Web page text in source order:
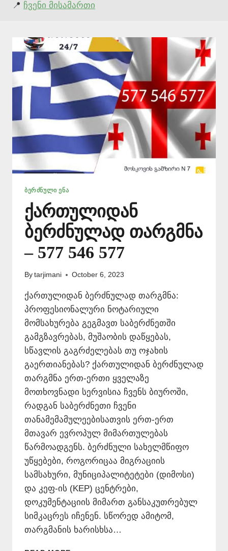
📍 ჩვენი მისამართი
ᲑᲔᲠᲫᲜᲣᲚᲘ ᲔᲜᲐ
ქართულიდან
ბერძნულად თარგმნა
– 577 546 577
By tarjimani October 6, 2023
ქართულიდან ბერძნულად თარგმნა:
პროფესიონალური ნოტარიული
მომსახურება გეგმავთ საბერძნეთში
გამგზავრებას, მუშაობის დაწყებას,
სწავლის გაგრძელებას თუ ოჯახის
გაერთიანებას? ქართულიდან ბერძნულად
თარგმნა ერთ-ერთი ყველაზე
მოთხოვნადი სერვისია ჩვენს ბიუროში,
რადგან საბერძნეთი ჩვენი
თანამემამულეებისათვის ერთ-ერთ
მთავარ ევროპულ მიმართულებას
წარმოადგენს. ბერძნული სახელმწიფო
უწყებები, როგორიცაა მიგრაციის
სამსახური, მუნიციპალიტეტები (დიმოსი)
და კეფ-ის (KEP) ცენტრები,
დოკუმენტაციის მიმართ განსაკუთრებულ
სიმკაცრეს იჩენენ. სწორედ ამიტომ,
თარგმანის ხარისხსა…